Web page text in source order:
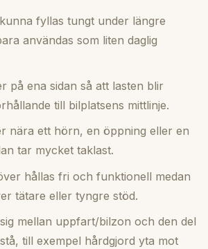
fyllas tungt under längre
användas som liten daglig
på ena sidan så att lasten blir
till bilplatsens mittlinje.
nära ett hörn, en öppning eller en
tar mycket taklast.
hållas fri och funktionell medan
tätare eller tyngre stöd.
mellan uppfart/bilzon och den del
till exempel hårdgjord yta mot